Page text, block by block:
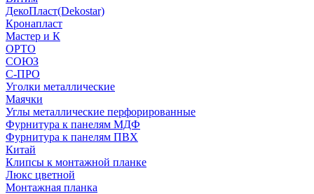
ДекоПласт(Dekostar)
Кронапласт
Мастер и К
ОРТО
СОЮЗ
С-ПРО
Уголки металлические
Маячки
Углы металлические перфорированные
Фурнитура к панелям МДФ
Фурнитура к панелям ПВХ
Китай
Клипсы к монтажной планке
Люкс цветной
Монтажная планка